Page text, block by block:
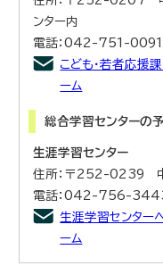
ンター内
電話：042-751-
こども・若者応援
ーム
総合学習センターの
生涯学習センター
住所：〒252-0239
電話：042-756-
生涯学習センター
ーム